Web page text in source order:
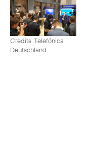
Credits: Telefónica
Deutschland